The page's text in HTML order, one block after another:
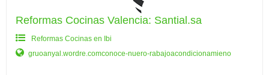
Reformas Cocinas Valencia: Santial.sa
Reformas Cocinas en Ibi
gruoanyal.wordre.comconoce-nuero-rabajoacondicionamieno